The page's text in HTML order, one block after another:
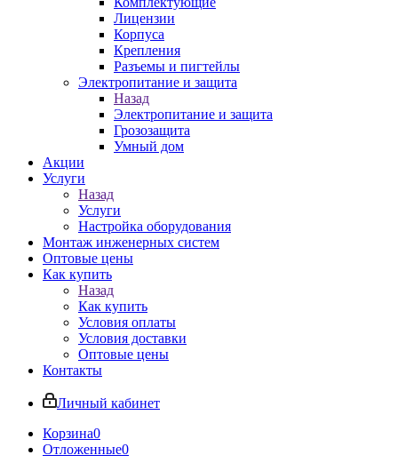
Лицензии
Корпуса
Крепления
Разъемы и пигтейлы
Электропитание и защита
Назад
Электропитание и защита
Грозозащита
Умный дом
Акции
Услуги
Назад
Услуги
Настройка оборудования
Монтаж инженерных систем
Оптовые цены
Как купить
Назад
Как купить
Условия оплаты
Условия доставки
Оптовые цены
Контакты
Личный кабинет
Корзина0
Отложенные0